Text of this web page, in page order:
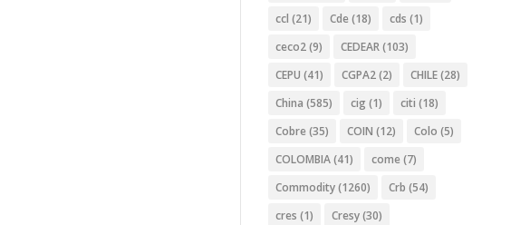
ccl (21) Cde (18) cds (1)
ceco2(9) CEDEAR(103)
CEPU (41) CGPA2(2) CHILE(28)
China (585) cig (1) citi (18)
Cobre (35) COIN (12) Colo (5)
COLOMBIA(41) come (7)
Commodity(1260) Crb (54)
cres (1) Cresy(30)